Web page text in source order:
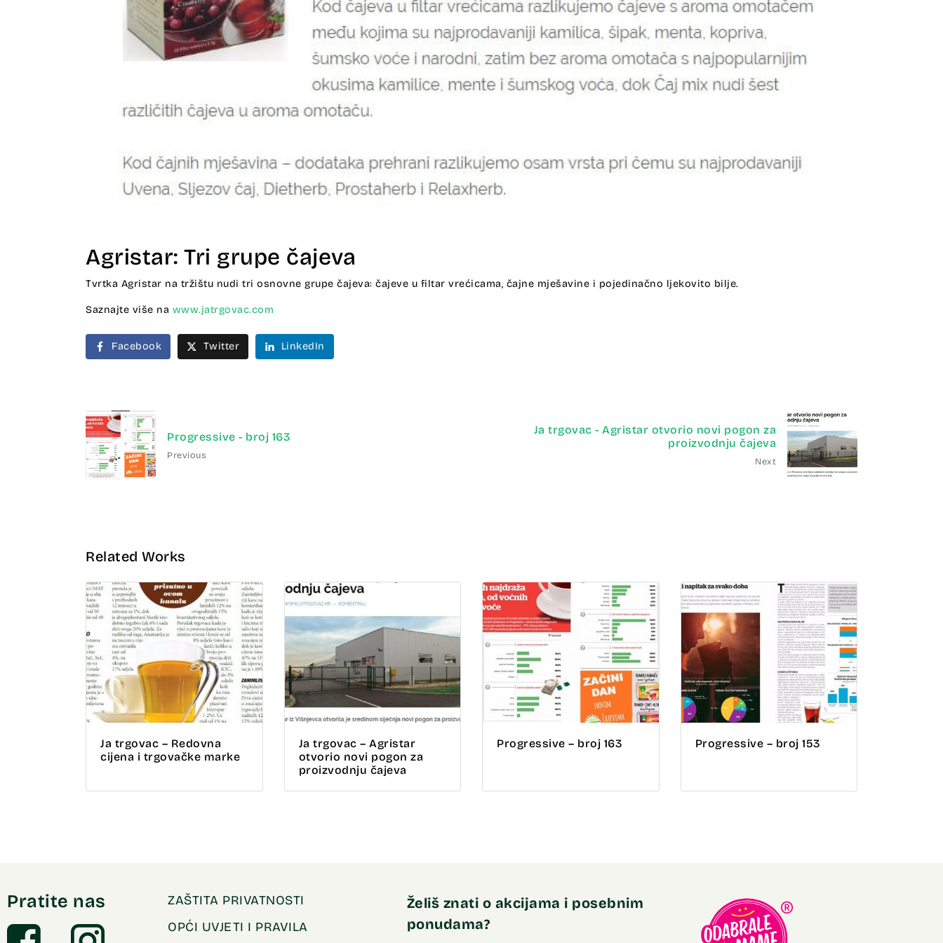
Agristar: Tri grupe čajeva
Tvrtka Agristar na tržištu nudi tri osnovne grupe čajeva: čajeve u filtar vrećicama, čajne mješavine i pojedinačno ljekovito bilje.
Saznajte više na www.jatrgovac.com
Facebook Twitter LinkedIn
Progressive - broj 163
Previous
Ja trgovac - Agristar otvorio novi pogon za
proizvodnju čajeva
Next
Related Works
Ja trgovac – Redovna
cijena i trgovačke marke
Ja trgovac – Agristar
otvorio novi pogon za
proizvodnju čajeva
Progressive – broj 163 Progressive – broj 153
Pratite nas
ZAŠTITA PRIVATNOSTI
OPĆI UVJETI I PRAVILA
Želiš znati o akcijama i posebnim
ponudama?